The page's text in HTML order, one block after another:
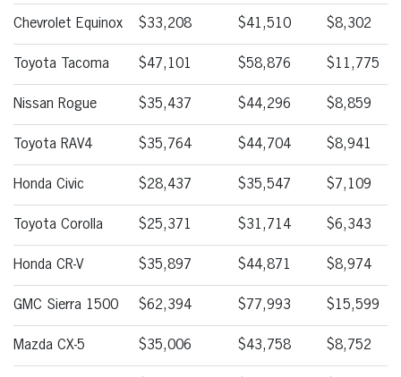
Chevrolet Equinox $33,208 $41,510 $8,302
Toyota Tacoma $47,101 $58,876 $11,775
Nissan Rogue $35,437 $44,296 $8,859
Toyota RAV4 $35,764 $44,704 $8,941
Honda Civic $28,437 $35,547 $7,109
Toyota Corolla $25,371 $31,714 $6,343
Honda CR-V $35,897 $44,871 $8,974
GMC Sierra 1500 $62,394 $77,993 $15,599
Mazda CX-5 $35,006 $43,758 $8,752